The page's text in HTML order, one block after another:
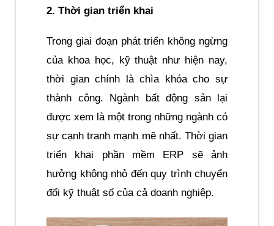
2. Thời gian triển khai
Trong giai đoạn phát triển không ngừng
của khoa học, kỹ thuật như hiện nay,
thời gian chính là chìa khóa cho sự
thành công. Ngành bất động sản lại
được xem là một trong những ngành có
sự cạnh tranh mạnh mẽ nhất. Thời gian
triển khai phần mềm ERP sẽ ảnh
hưởng không nhỏ đến quy trình chuyển
đổi kỹ thuật số của cả doanh nghiệp.